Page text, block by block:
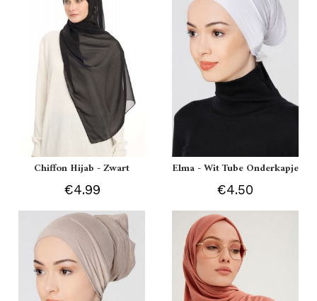
Chiffon Hijab - Zwart
€4.99
Elma - Wit Tube Onderkapje
€4.50